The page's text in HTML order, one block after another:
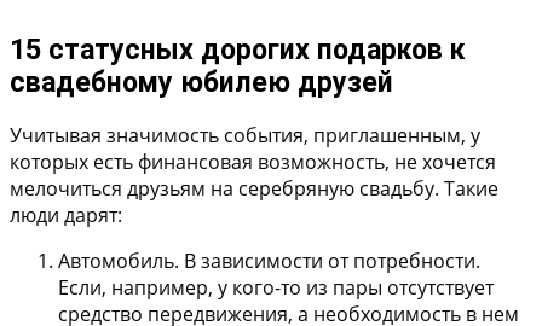
15 статусных дорогих подарков к
свадебному юбилею друзей
Учитывая значимость события, приглашенным, у
которых есть финансовая возможность, не хочется
мелочиться друзьям на серебряную свадьбу. Такие
люди дарят:
Автомобиль. В зависимости от потребности.
Если, например, у кого-то из пары отсутствует
средство передвижения, а необходимость в нем